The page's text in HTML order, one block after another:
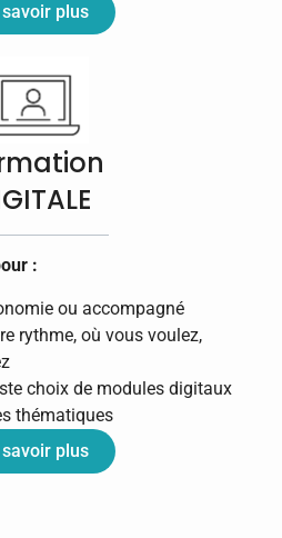
savoir plus
:
ou accompagné
rythme, où vous voulez,
choix de modules digitaux
thématiques
savoir plus